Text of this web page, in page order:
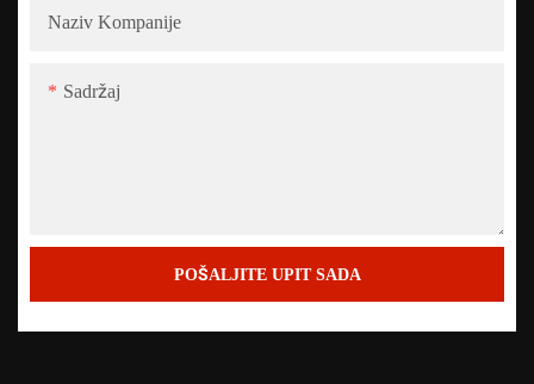
Naziv Kompanije
Sadržaj
POŠALJITE UPIT SADA